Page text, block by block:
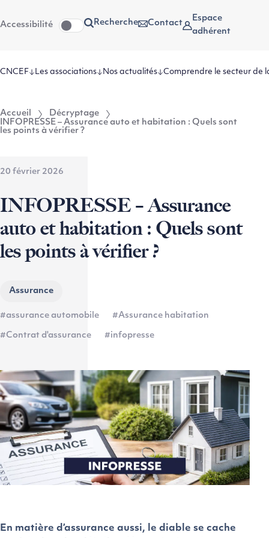
au
contenu
Accessibilité Recherche Contact
Espace
adhérent
CNCEF Les associations Nos actualités Comprendre le secteur de
Accueil
Décryptage
INFOPRESSE – Assurance auto et habitation : Quels sont
les points à vérifier ?
20 février 2026
INFOPRESSE – Assurance
auto et habitation : Quels sont
les points à vérifier ?
Assurance
#assurance automobile #Assurance habitation
#Contrat d'assurance #infopresse
En matière d’assurance aussi, le diable se cache